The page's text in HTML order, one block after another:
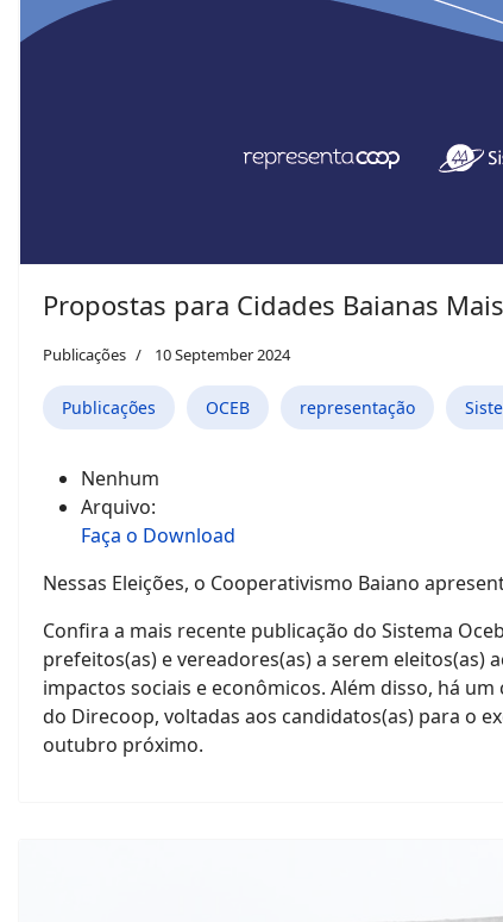
Propostas para Cidades Baianas
Publicações 10 September 2024
Publicações OCEB representação
Nenhum
Arquivo:
Faça o Download
Nessas Eleições, o Cooperativismo Baiano
Confira a mais recente publicação do Sistema
prefeitos(as) e vereadores(as) a serem
impactos sociais e econômicos. Além disso, há
do Direcoop, voltadas aos candidatos(as) para o
outubro próximo.